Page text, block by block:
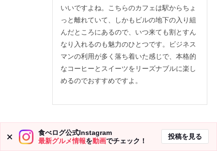
いいですよね。こちらのカフェは駅からちょ
っと離れていて、しかもビルの地下の入り組
んだところにあるので、いつ来ても割とすん
なり入れるのも魅力のひとつです。ビジネス
マンの利用が多く落ち着いた感じで、本格的
なコーヒーとスイーツをリーズナブルに楽し
めるのでおすすめですよ。
食べログ公式Instagram
最新グルメ情報を動画でチェック！
投稿を見る